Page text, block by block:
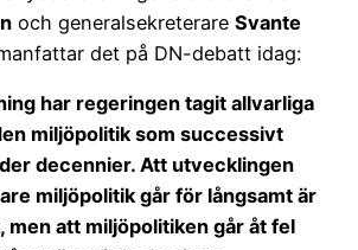
och generalsekreterare Svante
det på DN-debatt idag:
har regeringen tagit allvarliga
miljöpolitik som successivt
decennier. Att utvecklingen
miljöpolitik går för långsamt är
men att miljöpolitiken går åt fel